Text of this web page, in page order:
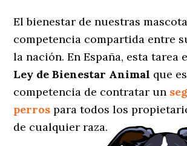
El bienestar de nuestras
competencia compartida entre
la nación. En España, esta tarea
Ley de Bienestar Animal que
competencia de contratar un
perros para todos los
de cualquier raza.